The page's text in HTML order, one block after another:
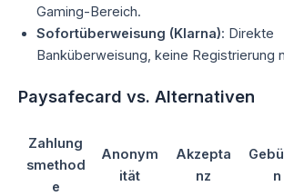
Gaming-Bereich.
Sofortüberweisung (Klarna): Direkte
Banküberweisung, keine Registrierung
Paysafecard vs. Alternativen
Zahlung
smethod
e
Anonym
ität
Akzepta
nz
n